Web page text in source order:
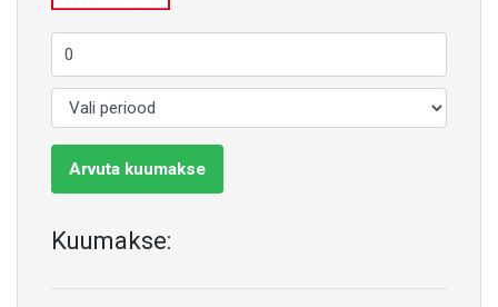
Arvuta kuumakse
Kuumakse: